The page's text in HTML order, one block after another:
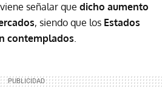
señalar que dicho aumento
, siendo que los Estados
contemplados.